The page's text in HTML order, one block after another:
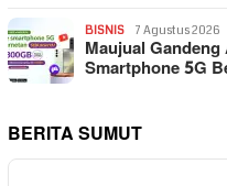
BISNIS 7 Agustus 2026
Maujual
Smartphone 5G
BERITA SUMUT